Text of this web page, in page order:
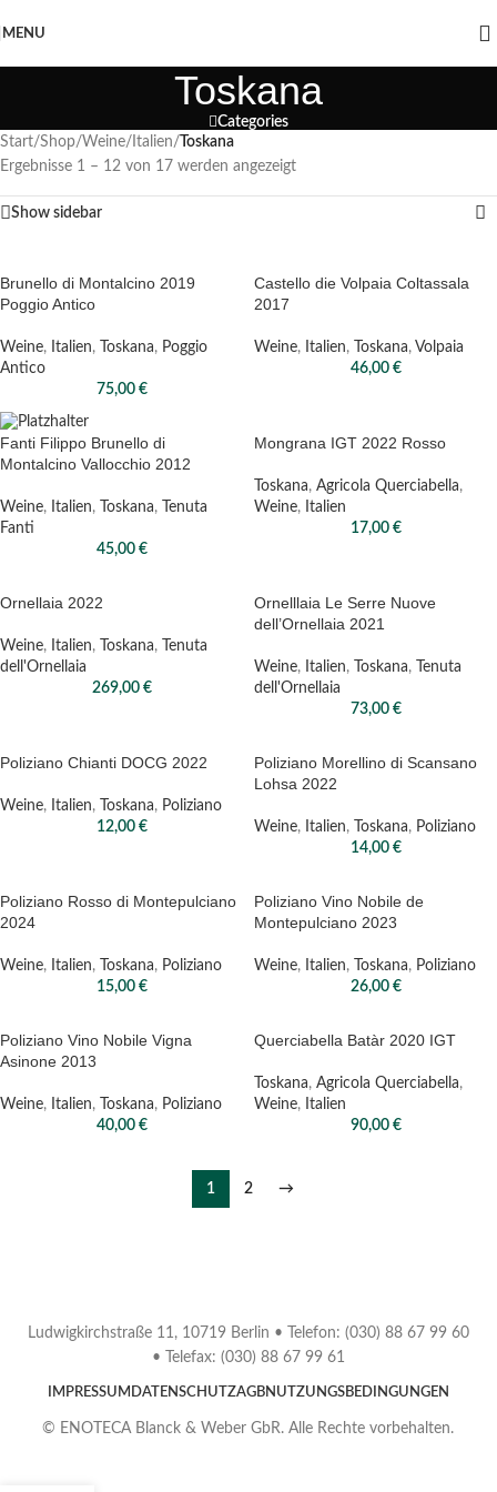
MENU
Toskana
Categories
Start/Shop/Weine/ Italien/ Toskana
Ergebnisse 1 – 12 von 17 werden angezeigt
Show sidebar
Brunello di Montalcino 2019
Poggio Antico
Weine, Italien, Toskana, Poggio
Antico
75,00 €
Castello die Volpaia Coltassala
2017
Weine, Italien, Toskana, Volpaia
46,00 €
Fanti Filippo Brunello di
Montalcino Vallocchio 2012
Weine, Italien, Toskana,
Tenuta
Fanti
45,00 €
Mongrana IGT 2022 Rosso
Toskana, Agricola Querciabella,
Weine, Italien
17,00 €
Ornellaia 2022
Weine, Italien, Toskana,
Tenuta
dell'Ornellaia
269,00 €
Ornelllaia Le Serre Nuove
dell’Ornellaia 2021
Weine, Italien, Toskana,
Tenuta
dell'Ornellaia
73,00 €
Poliziano Chianti DOCG 2022
Weine, Italien, Toskana, Poliziano
12,00 €
Poliziano Morellino di Scansano
Lohsa 2022
Weine, Italien, Toskana, Poliziano
14,00 €
Poliziano Rosso di Montepulciano
2024
Weine, Italien, Toskana, Poliziano
15,00 €
Poliziano Vino Nobile de
Montepulciano 2023
Weine, Italien, Toskana, Poliziano
26,00 €
Poliziano Vino Nobile Vigna
Asinone 2013
Weine, Italien, Toskana, Poliziano
40,00 €
Querciabella Batàr 2020 IGT
Toskana, Agricola Querciabella,
Weine, Italien
90,00 €
1 2 →
Ludwigkirchstraße 11, 10719 Berlin • Telefon: (030) 88 67 99 60
• Telefax: (030) 88 67 99 61
IMPRESSUM DATENSCHUTZAGBNUTZUNGSBEDINGUNGEN
© ENOTECA Blanck & Weber GbR. Alle Rechte vorbehalten.